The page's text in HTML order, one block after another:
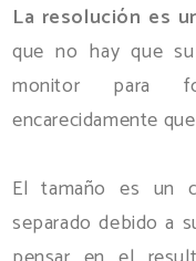
La resolución es
que no hay que
monitor para
encarecidamente
El tamaño es un
separado debido a